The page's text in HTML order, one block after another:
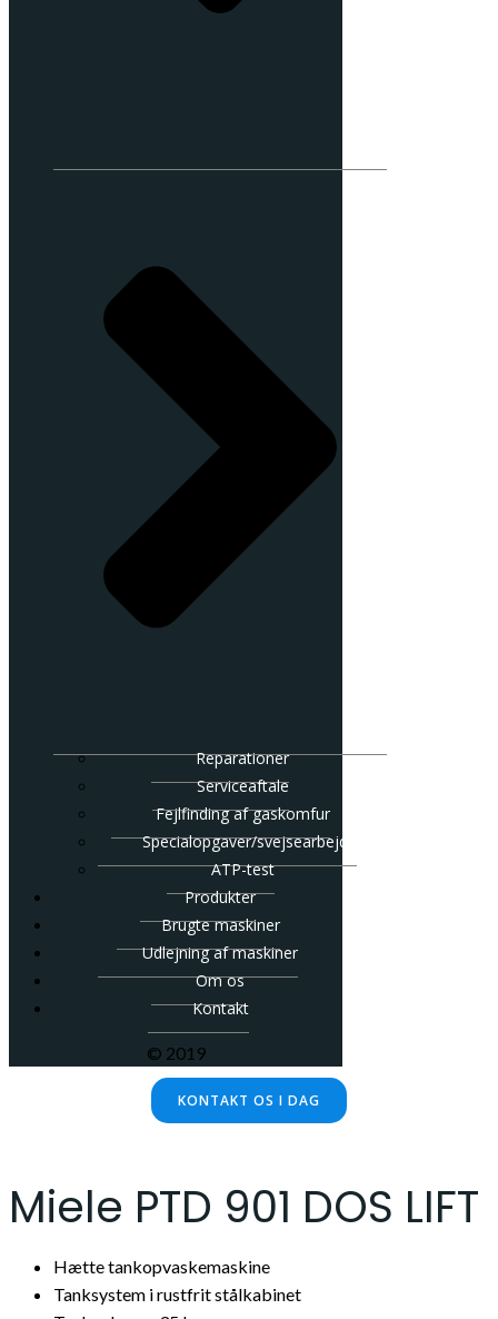
Reparationer
Serviceaftale
Fejlfinding af gaskomfur
Specialopgaver/svejsearbejde
ATP-test
Produkter
Brugte maskiner
Udlejning af maskiner
Om os
Kontakt
© 2019
KONTAKT OS I DAG
Miele PTD 901 DOS LIFT
Hætte tankopvaskemaskine
Tanksystem i rustfrit stålkabinet